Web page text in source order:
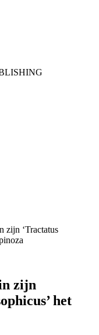
zijn ‘Tractatus
zijn
het